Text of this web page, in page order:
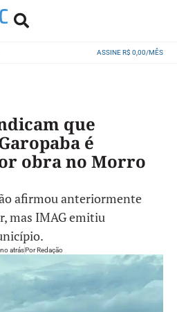
ASSINE R$ 0,00/MÊS
que
é
obra no Morro
afirmou anteriormente
mas IMAG emitiu
atrásPorRedação